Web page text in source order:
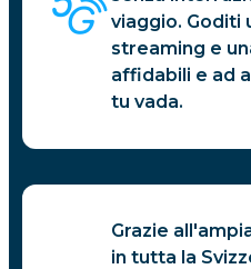
viaggio. Goditi
streaming e
affidabili e ad
tu vada.
Grazie
in tutta la